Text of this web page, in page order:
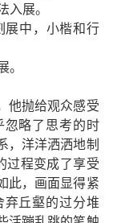
入展。
展中，小楷和行
。
他抛给观众感受
忽略了思考的时
，洋洋洒洒地制
过程变成了享受
此，画面显得紧
弃丘壑的过分堆